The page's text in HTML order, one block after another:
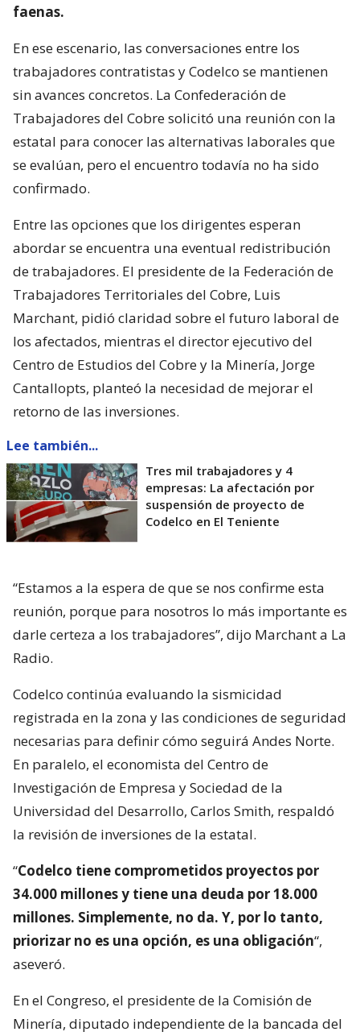
faenas.
En ese escenario, las conversaciones entre los
trabajadores contratistas y Codelco se mantienen
sin avances concretos. La Confederación de
Trabajadores del Cobre solicitó una reunión con la
estatal para conocer las alternativas laborales que
se evalúan, pero el encuentro todavía no ha sido
confirmado.
Entre las opciones que los dirigentes esperan
abordar se encuentra una eventual redistribución
de trabajadores. El presidente de la Federación de
Trabajadores Territoriales del Cobre, Luis
Marchant, pidió claridad sobre el futuro laboral de
los afectados, mientras el director ejecutivo del
Centro de Estudios del Cobre y la Minería, Jorge
Cantallopts, planteó la necesidad de mejorar el
retorno de las inversiones.
Lee también...
Tres mil trabajadores y 4
empresas: La afectación por
suspensión de proyecto de
Codelco en El Teniente
“Estamos a la espera de que se nos confirme esta
reunión, porque para nosotros lo más importante es
darle certeza a los trabajadores”, dijo Marchant a La
Radio.
Codelco continúa evaluando la sismicidad
registrada en la zona y las condiciones de seguridad
necesarias para definir cómo seguirá Andes Norte.
En paralelo, el economista del Centro de
Investigación de Empresa y Sociedad de la
Universidad del Desarrollo, Carlos Smith, respaldó
la revisión de inversiones de la estatal.
“Codelco tiene comprometidos proyectos por
34.000 millones y tiene una deuda por 18.000
millones. Simplemente, no da. Y, por lo tanto,
priorizar no es una opción, es una obligación“,
aseveró.
En el Congreso, el presidente de la Comisión de
Minería, diputado independiente de la bancada del